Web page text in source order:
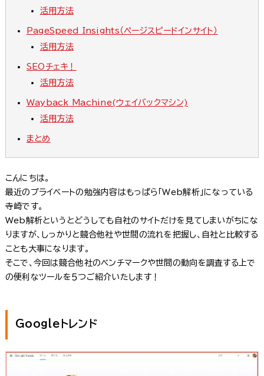
活用方法
PageSpeed Insights（ページスピードインサイト）
活用方法
SEOチェキ！
活用方法
Wayback Machine(ウェイバックマシン)
活用方法
まとめ
こんにちは。
最近のプライベートの勉強内容はもっぱら「Web解析」になっている
寺崎です。
Web解析というとどうしても自社のサイトだけを見てしまいがちにな
りますが、しっかりと競合他社や世間の流れを把握し、自社と比較する
ことも大事になります。
そこで、今回は競合他社のベンチマークや世間の動向を調査する上で
の便利なツールを５つご紹介いたします！
Googleトレンド